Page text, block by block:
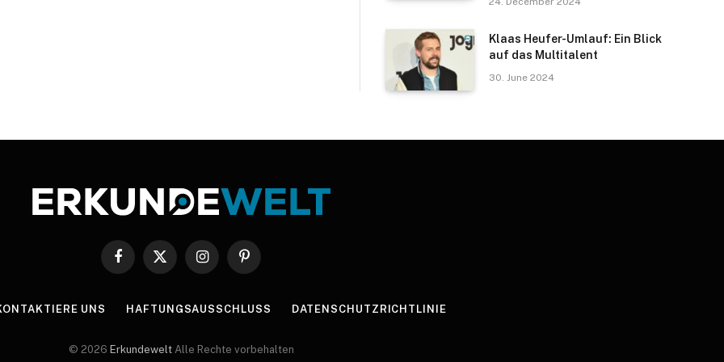
Klaas Heufer-Umlauf: Ein Blick
auf das Multitalent
30. June 2024
Facebook
X
InstagramPinterest
UNS HAFTUNGSAUSSCHLUSS DATENSCHUTZRICHTLINIE
© 2026 Erkundewelt Alle Rechte vorbehalten